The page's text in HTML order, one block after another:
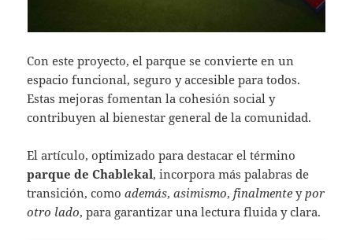
Con este proyecto, el parque se convierte en un
espacio funcional, seguro y accesible para todos.
Estas mejoras fomentan la cohesión social y
contribuyen al bienestar general de la comunidad.
El artículo, optimizado para destacar el término
parque de Chablekal, incorpora más palabras de
transición, comoademás,asimismo,finalmente ypor
otro lado, para garantizar una lectura fluida y clara.